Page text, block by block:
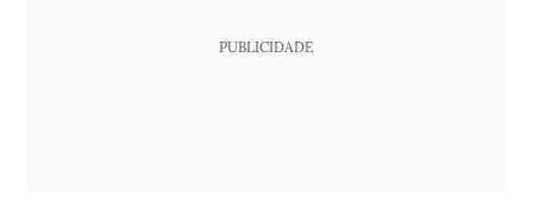
PUBLICIDADE